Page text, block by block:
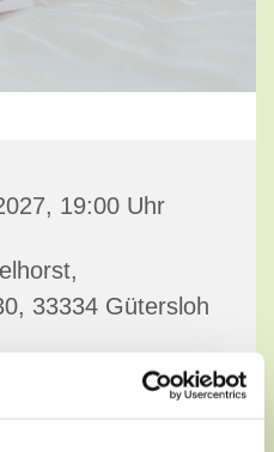
19:00 Uhr
33334 Gütersloh